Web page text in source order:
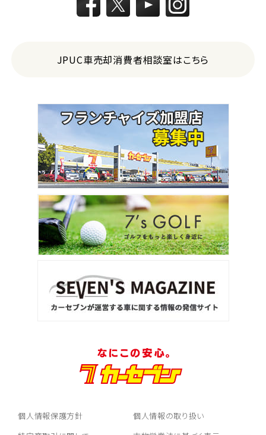
JPUC車売却消費者相談室はこちら
個人情報保護方針
個人情報の取り扱い